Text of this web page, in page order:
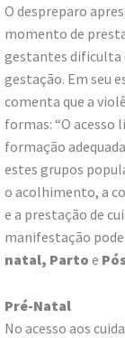
O despreparo
momento de
gestantes dificulta
gestação. Em seu
comenta que a
formas: “O
formação
estes grupos
o acolhimento, a
e a prestação de
manifestação
natal, Parto e
Pré-Natal
No acesso aos